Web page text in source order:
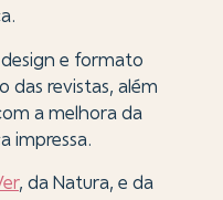
e formato
das revistas, além
a melhora da
impressa.
, da Natura, e da